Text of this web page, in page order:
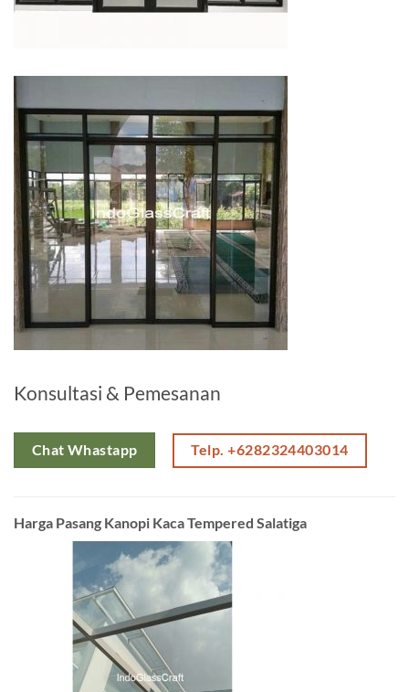
Konsultasi & Pemesanan
Chat Whastapp Telp. +6282324403014
Harga Pasang Kanopi Kaca Tempered Salatiga